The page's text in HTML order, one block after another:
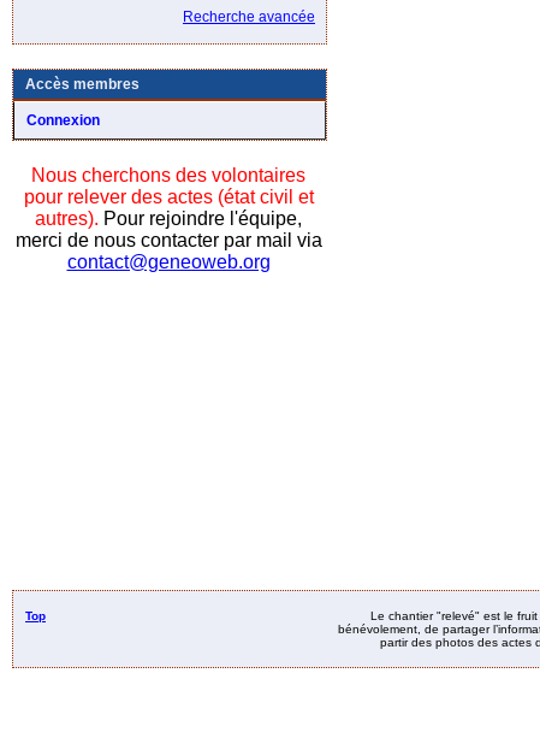
Recherche avancée
Accès membres
Connexion
Nous cherchons des volontaires
pour relever des actes (état civil et
autres). Pour rejoindre l'équipe,
merci de nous contacter par mail via
contact@geneoweb.org
Top
Le chantier "relevé" est le fruit
bénévolement, de partager
partir des photos des actes